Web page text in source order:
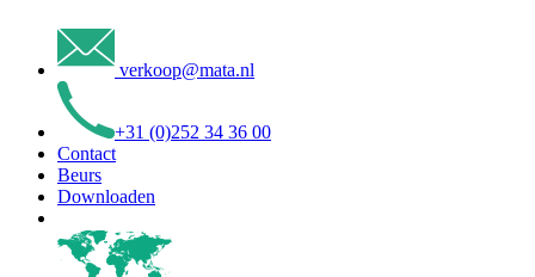
verkoop@mata.nl
+31 (0)252 34 36 00
Contact
Beurs
Downloaden